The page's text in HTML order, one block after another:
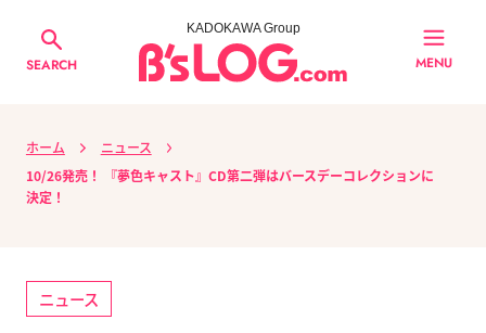
SEARCH
KADOKAWA Group
MENU
ホーム
ニュース
10/26発売！ 『夢色キャスト』CD第二弾はバースデーコレクションに
決定！
ニュース